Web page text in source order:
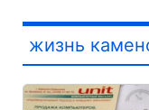
жизнь